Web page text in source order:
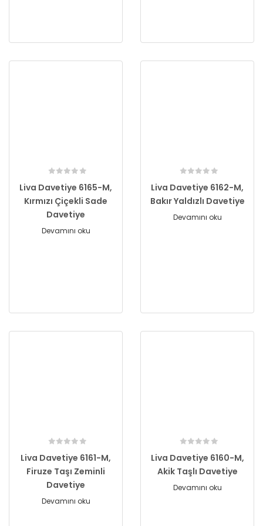
Liva Davetiye 6165-M,
Kırmızı Çiçekli Sade
Davetiye
Devamını oku
Liva Davetiye 6162-M,
Bakır Yaldızlı Davetiye
Devamını oku
Liva Davetiye 6161-M,
Firuze Taşı Zeminli
Davetiye
Devamını oku
Liva Davetiye 6160-M,
Akik Taşlı Davetiye
Devamını oku